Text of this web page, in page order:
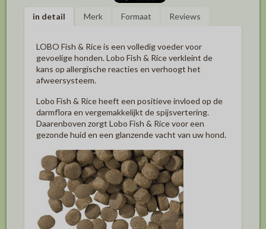
in detail Merk Formaat Reviews
LOBO Fish & Rice is een volledig voeder voor
gevoelige honden. Lobo Fish & Rice verkleint de
kans op allergische reacties en verhoogt het
afweersysteem.
Lobo Fish & Rice heeft een positieve invloed op de
darmflora en vergemakkelijkt de spijsvertering.
Daarenboven zorgt Lobo Fish & Rice voor een
gezonde huid en een glanzende vacht van uw hond.